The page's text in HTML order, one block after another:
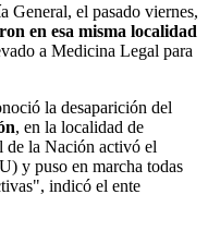
General, el pasado viernes,
en esa misma localidad
a Medicina Legal para
la desaparición del
, en la localidad de
de la Nación activó el
y puso en marcha todas
indicó el ente